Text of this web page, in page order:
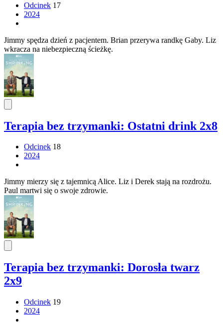
Odcinek 17
2024
Jimmy spędza dzień z pacjentem. Brian przerywa randkę Gaby. Liz
wkracza na niebezpieczną ścieżkę.
Terapia bez trzymanki: Ostatni drink 2x8
Odcinek 18
2024
Jimmy mierzy się z tajemnicą Alice. Liz i Derek stają na rozdrożu.
Paul martwi się o swoje zdrowie.
Terapia bez trzymanki: Dorosła twarz
2x9
Odcinek 19
2024